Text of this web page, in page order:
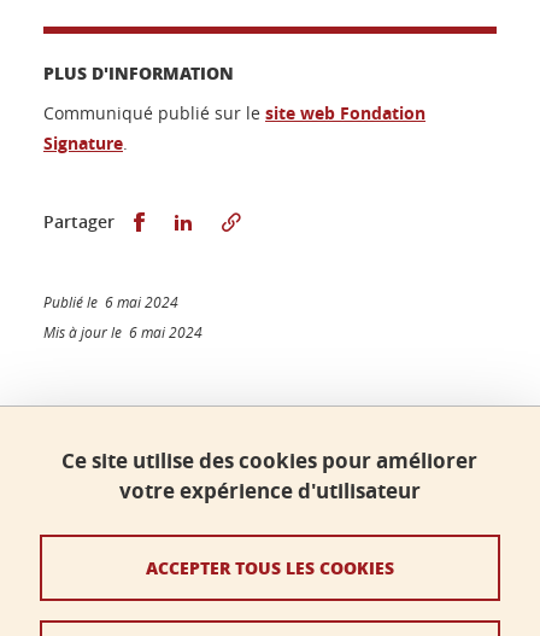
PLUS D'INFORMATION
Communiqué publié sur le site web Fondation
Signature
Partager Partager sur Facebook
Partager sur LinkedIn
Publié le 6 mai 2024
Mis à jour le 6 mai 2024
Faculté de sciences, Université Grenoble Alpes
230 rue de la Physique
faculte-sciences@univ-grenoble-alpes.fr
Ce site utilise des cookies pour améliorer
votre expérience d'utilisateur
ACCEPTER TOUS LES COOKIES